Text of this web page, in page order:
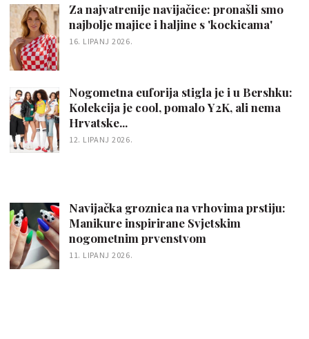
Za najvatrenije navijačice: pronašli smo
najbolje majice i haljine s 'kockicama'
16. LIPANJ 2026.
Nogometna euforija stigla je i u Bershku:
Kolekcija je cool, pomalo Y2K, ali nema
Hrvatske...
12. LIPANJ 2026.
Navijačka groznica na vrhovima prstiju:
Manikure inspirirane Svjetskim
nogometnim prvenstvom
11. LIPANJ 2026.